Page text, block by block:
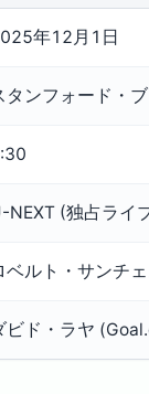
年12月1日
タンフォード・
NEXT (独占ライ
ベルト・サンチ
ビド・ラヤ